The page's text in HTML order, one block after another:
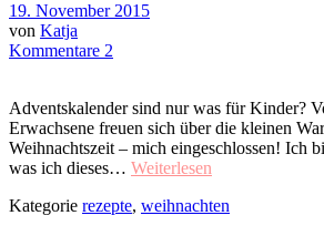
19. November 2015
von Katja
Kommentare 2
Adventskalender sind nur was für Kinder?
Erwachsene freuen sich über die kleinen
Weihnachtszeit – mich eingeschlossen! Ich
was ich dieses… Weiterlesen
Kategorie rezepte, weihnachten